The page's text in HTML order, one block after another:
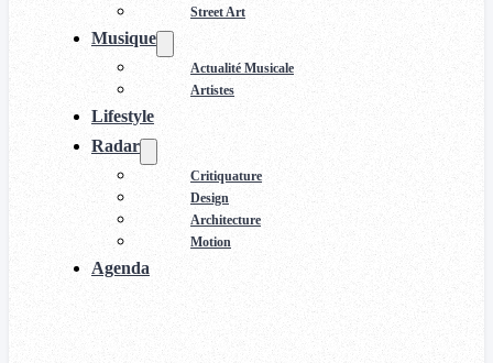
Street Art
Musique
Actualité Musicale
Artistes
Lifestyle
Radar
Critiquature
Design
Architecture
Motion
Agenda